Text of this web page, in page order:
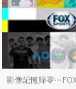
影像記憶歸零